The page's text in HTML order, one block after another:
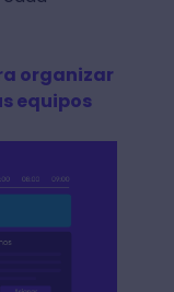
organizar
equipos